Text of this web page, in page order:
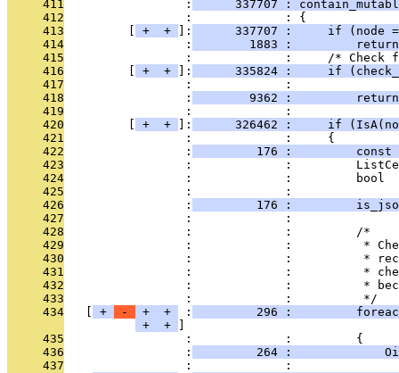
     411
                 :
337707 :
     412
                 :             : {
     413
+ + ]:
337707 :     if (node
     414
                 :
1883 :
     415
:             :     /* Check
     416
+ + ]:
335824 :     if
     417
:             :
     418
                 :
9362 :
     419
                 :             :
     420
+ + ]:
326462 :     if
     421
                 :             :     {
     422
                 :
176 :         const
     423
:             :
     424
:             :         bool
     425
                 :             :
     426
                 :
176 :
     427
                 :             :
     428
                 :             :         /*
     429
:             :          *
     430
:             :          *
     431
:             :          *
     432
:             :          *
     433
                 :             :          */
     434
+ - + + :
296 :
+
+
     435
                 :             :         {
     436
                 :
264 :
     437
                 :             :